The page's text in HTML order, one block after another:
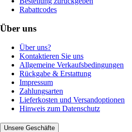
Rabattcodes
Über uns
Über uns?
Kontaktieren Sie uns
Allgemeine Verkaufsbedingungen
Rückgabe & Erstattung
Impressum
Zahlungsarten
Lieferkosten und Versandoptionen
Hinweis zum Datenschutz
Unsere Geschäfte